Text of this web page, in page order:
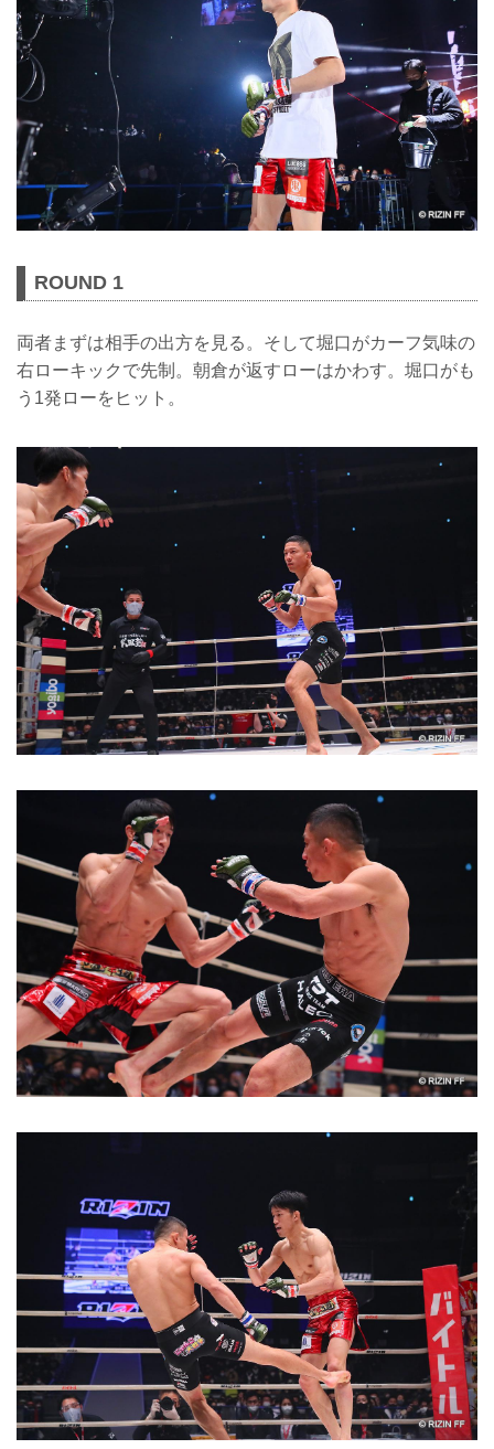
ROUND 1
両者まずは相手の出方を見る。そして堀口がカーフ気味の
右ローキックで先制。朝倉が返すローはかわす。堀口がも
う1発ローをヒット。